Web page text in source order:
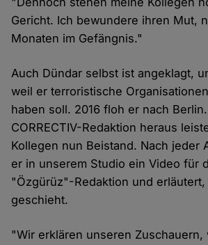
Gericht. Ich bewundere ihren Mut,
Monaten im Gefängnis."
Auch Dündar selbst ist angeklagt,
weil er terroristische
haben soll. 2016 floh er nach
CORRECTIV-Redaktion heraus
Kollegen nun Beistand. Nach jeder
er in unserem Studio ein Video für
"Özgürüz"-Redaktion und erläutert,
geschieht.
"Wir erklären unseren Zuschauern,